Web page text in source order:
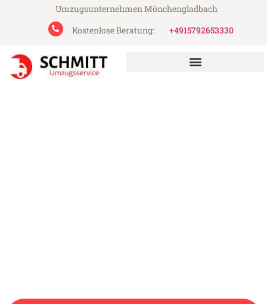
Umzugsunternehmen Mönchengladbach
Kostenlose Beratung:
+4915792653330